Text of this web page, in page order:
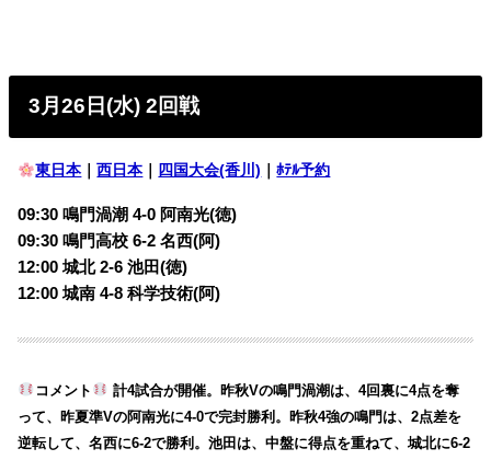
3月26日(水) 2回戦
東日本｜西日本｜ 四国大会(香川) ｜ﾎﾃﾙ予約
09:30 鳴門渦潮 4-0 阿南光(徳)
09:30 鳴門高校 6-2 名西(阿)
12:00 城北 2-6 池田(徳)
12:00 城南 4-8 科学技術(阿)
コメント
計4試合が開催。昨秋Vの鳴門渦潮は、4回裏に4点を奪
って、昨夏準Vの阿南光に4-0で完封勝利。昨秋4強の鳴門は、2点差を
逆転して、名西に6-2で勝利。池田は、中盤に得点を重ねて、城北に6-2